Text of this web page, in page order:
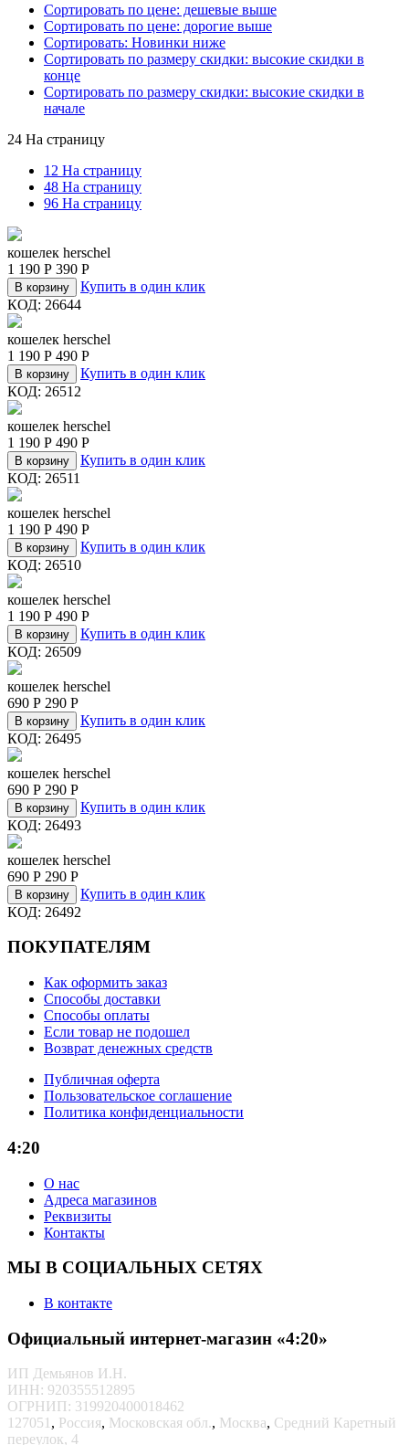
Сортировать по цене: дешевые выше
Сортировать по цене: дорогие выше
Сортировать: Новинки ниже
Сортировать по размеру скидки: высокие скидки в
конце
Сортировать по размеру скидки: высокие скидки в
начале
24 На страницу
12 На страницу
48 На страницу
96 На страницу
кошелек herschel
1 190 Р 390 Р
В корзину
Купить в один клик
КОД: 26644
кошелек herschel
1 190 Р 490 Р
В корзину
Купить в один клик
КОД: 26512
кошелек herschel
1 190 Р 490 Р
В корзину
Купить в один клик
КОД: 26511
кошелек herschel
1 190 Р 490 Р
В корзину
Купить в один клик
КОД: 26510
кошелек herschel
1 190 Р 490 Р
В корзину
Купить в один клик
КОД: 26509
кошелек herschel
690 Р 290 Р
В корзину
Купить в один клик
КОД: 26495
кошелек herschel
690 Р 290 Р
В корзину
Купить в один клик
КОД: 26493
кошелек herschel
690 Р 290 Р
В корзину
Купить в один клик
КОД: 26492
ПОКУПАТЕЛЯМ
Как оформить заказ
Способы доставки
Способы оплаты
Если товар не подошел
Возврат денежных средств
Публичная оферта
Пользовательское соглашение
Политика конфиденциальности
4:20
О нас
Адреса магазинов
Реквизиты
Контакты
МЫ В СОЦИАЛЬНЫХ СЕТЯХ
В контакте
Официальный интернет-магазин «4:20»
ИП Демьянов И.Н.
ИНН: 920355512895
ОГРНИП: 319920400018462
127051 , Россия, Московская обл., Москва, Средний Каретный
переулок, 4